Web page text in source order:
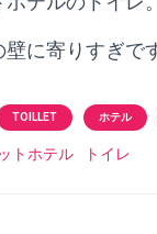
に寄りすぎで
TOILLET ホテル
トホテル トイレ